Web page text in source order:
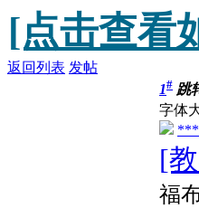
[点击查看
返回列表 发帖
1# 跳
字体
***
[
福